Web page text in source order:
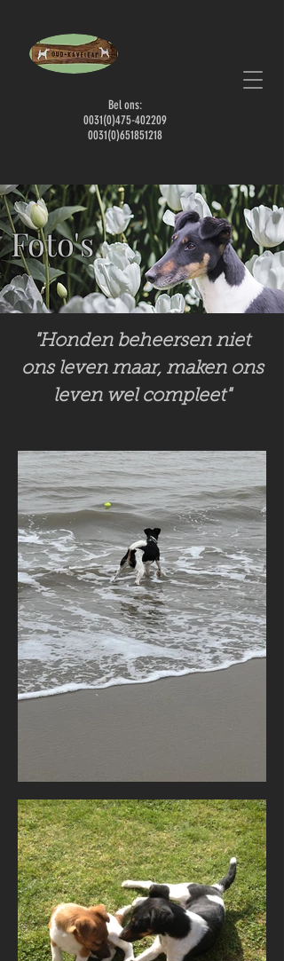
Bel ons:
0031(0)475-402209
0031(0)651851218
"Honden beheersen niet
ons leven maar, maken ons
leven wel compleet"
Foto's